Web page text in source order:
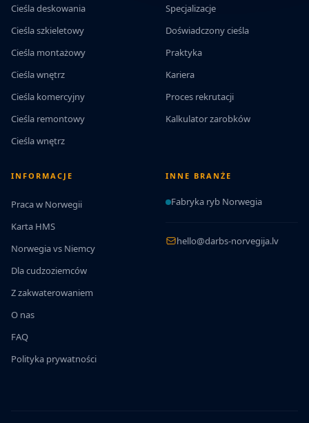
Cieśla deskowania
Cieśla szkieletowy
Cieśla montażowy
Cieśla wnętrz
Cieśla komercyjny
Cieśla remontowy
Cieśla wnętrz
Specjalizacje
Doświadczony cieśla
Praktyka
Kariera
Proces rekrutacji
Kalkulator zarobków
INFORMACJE
Praca w Norwegii
Karta HMS
Norwegia vs Niemcy
Dla cudzoziemców
Z zakwaterowaniem
O nas
FAQ
Polityka prywatności
INNE BRANŻE
Fabryka ryb Norwegia
hello@darbs-norvegija.lv